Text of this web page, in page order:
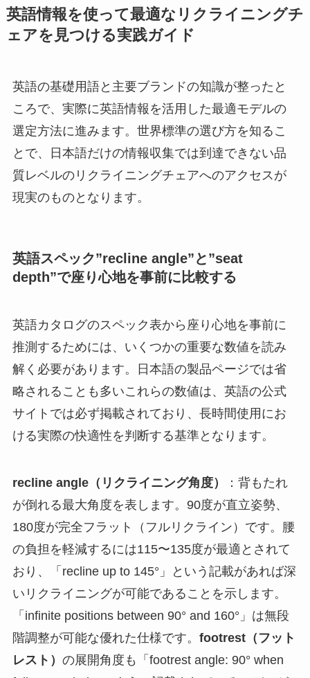
英語情報を使って最適なリクライニングチ
ェアを見つける実践ガイド
英語の基礎用語と主要ブランドの知識が整ったと
ころで、実際に英語情報を活用した最適モデルの
選定方法に進みます。世界標準の選び方を知るこ
とで、日本語だけの情報収集では到達できない品
質レベルのリクライニングチェアへのアクセスが
現実のものとなります。
英語スペック”recline angle”と”seat
depth”で座り心地を事前に比較する
英語カタログのスペック表から座り心地を事前に
推測するためには、いくつかの重要な数値を読み
解く必要があります。日本語の製品ページでは省
略されることも多いこれらの数値は、英語の公式
サイトでは必ず掲載されており、長時間使用にお
ける実際の快適性を判断する基準となります。
recline angle（リクライニング角度）
：背もたれ
が倒れる最大角度を表します。90度が直立姿勢、
180度が完全フラット（フルリクライン）です。腰
の負担を軽減するには115〜135度が最適とされて
おり、「recline up to 145°」という記載があれば深
いリクライニングが可能であることを示します。
「infinite positions between 90° and 160°」は無段
階調整が可能な優れた仕様です。 footrest（フット
レスト） の展開角度も「footrest angle: 90° when